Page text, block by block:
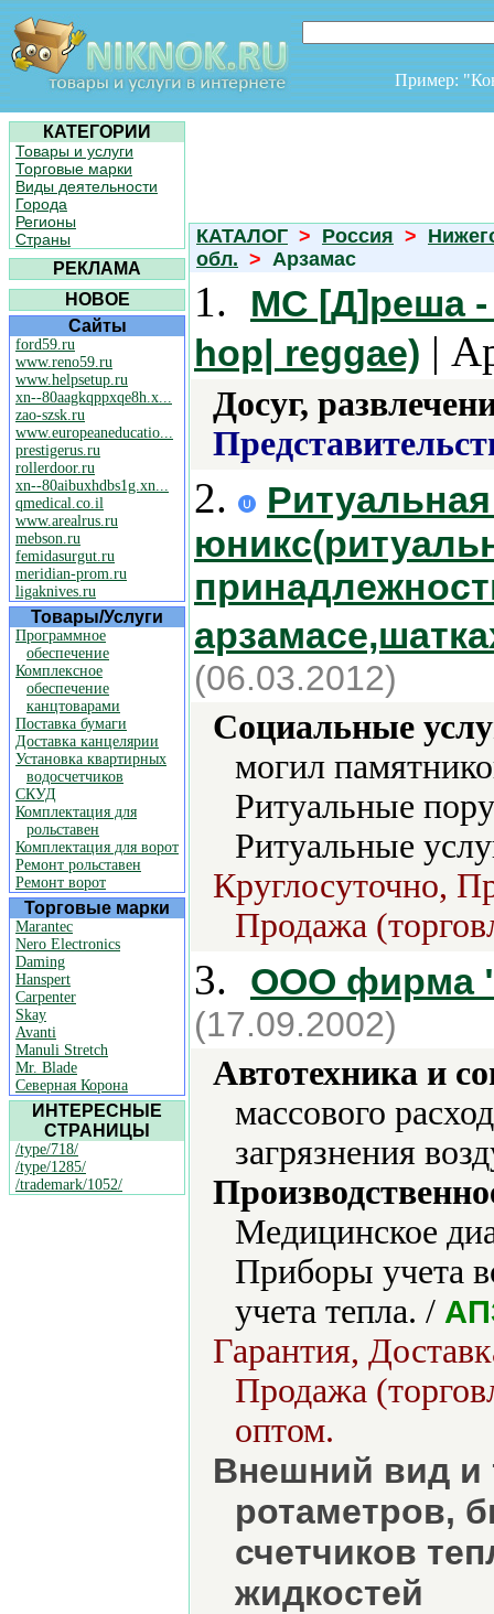
Пример:
КАТЕГОРИИ
Товары и услуги
Торговые марки
Виды деятельности
Города
Регионы
Страны
РЕКЛАМА
НОВОЕ
Сайты
ford59.ru
www.reno59.ru
www.helpsetup.ru
xn--80aagkqppxqe8h.x...
zao-szsk.ru
www.europeaneducatio...
prestigerus.ru
rollerdoor.ru
xn--80aibuxhdbs1g.xn...
qmedical.co.il
www.arealrus.ru
mebson.ru
femidasurgut.ru
meridian-prom.ru
ligaknives.ru
Товары/Услуги
Программное
обеспечение
Комплексное
обеспечение
канцтоварами
Поставка бумаги
Доставка канцелярии
Установка квартирных
водосчетчиков
СКУД
Комплектация для
рольставен
Комплектация для ворот
Ремонт рольставен
Ремонт ворот
Торговые марки
Marantec
Nero Electronics
Daming
Hanspert
Carpenter
Skay
Avanti
Manuli Stretch
Mr. Blade
Северная Корона
ИНТЕРЕСНЫЕ
СТРАНИЦЫ
/type/718/
/type/1285/
/trademark/1052/
КАТАЛОГ > Россия >
обл. > Арзамас
1.
MC [Д]реша
hop| reggae) |
Досуг,
2.
(06.03.2012)
Социальные
могил
Ритуальные
Ритуальные
Круглосуточно,
Продажа
3. ООО фирма
(17.09.2002)
Автотехника и
массового
загрязнения
Медицинское
Приборы учета
учета тепла. /
Гарантия,
Продажа
оптом.
Внешний вид и
ротаметров,
счетчиков
жидкостей